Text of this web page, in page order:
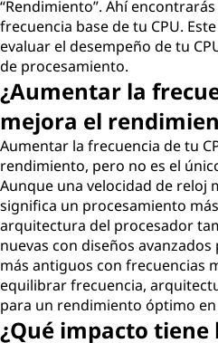
“Rendimiento”. Ahí
frecuencia base de tu CPU.
evaluar el desempeño de tu
de procesamiento.
¿Aumentar la
mejora el
Aumentar la frecuencia de tu
rendimiento, pero no es el
Aunque una velocidad de reloj
significa un procesamiento
arquitectura del procesador
nuevas con diseños
más antiguos con frecuencias
equilibrar frecuencia,
para un rendimiento óptimo
¿Qué impacto tiene